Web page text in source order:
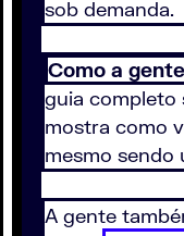
sob demanda.
Como a
guia completo
mostra como
mesmo sendo
A gente